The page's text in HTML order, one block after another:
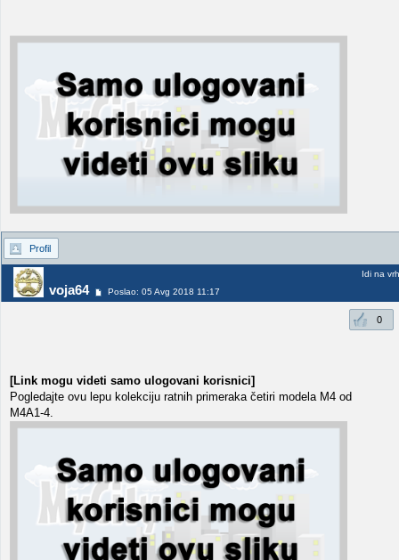
Profil
voja64 Poslao: 05 Avg 2018 11:17
Idi na vrh
0
[Link mogu videti samo ulogovani korisnici]
Pogledajte ovu lepu kolekciju ratnih primeraka četiri modela M4 od
M4A1-4.